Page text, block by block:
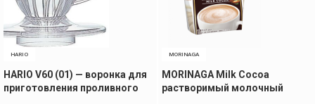
HARIO
HARIO V60 (01) — воронка для
приготовления проливного
MORINAGA
MORINAGA Milk Cocoa
растворимый молочный